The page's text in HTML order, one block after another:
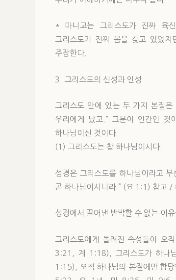
* 마니교는 그리스도가 진짜 육
그리스도가 진짜 몸을 갖고 있었
주장한다.
3. 그리스도의 신성과 인성
그리스도 안에 있는 두 가지 본질
우리에게 났고.” 그분이 인간인 것
하나님이신 것이다.
(1) 그리스도는 참 하나님이시다.
성경은 그리스도를 하나님이라고
곧 하나님이시니라.” (요 1:1) 참
성경에서 끌어낸 반박할 수 없는 이
그리스도에게 돌려진 속성들이
3:21, 계 1:18), 그리스도가 하나
1:15), 오직 하나님의 본질에만 합